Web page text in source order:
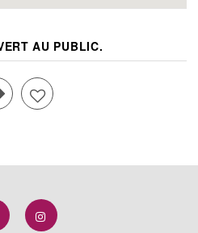
AU PUBLIC.